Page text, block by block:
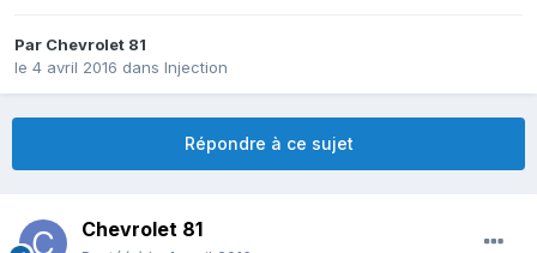
Par Chevrolet 81
le 4 avril 2016 dans Injection
Répondre à ce sujet
Chevrolet 81